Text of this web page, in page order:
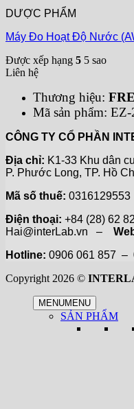
DƯỢC PHẨM
Máy Đo Hoạt Độ Nước
Được xếp hạng 5 5 sao
Liên hệ
Thương hiệu:
Mã sản phẩm: EZ-
CÔNG TY CỔ PHẦN
Địa chỉ: K1-33 Khu dân
P. Phước Long, TP. Hồ
Mã số thuế: 0316129553
Điện thoại: +84 (28) 62
Hai@interLab.vn –
Hotline: 0906 061 857 –
Copyright 2026 ©
MENUMENU
SẢN PHẨM